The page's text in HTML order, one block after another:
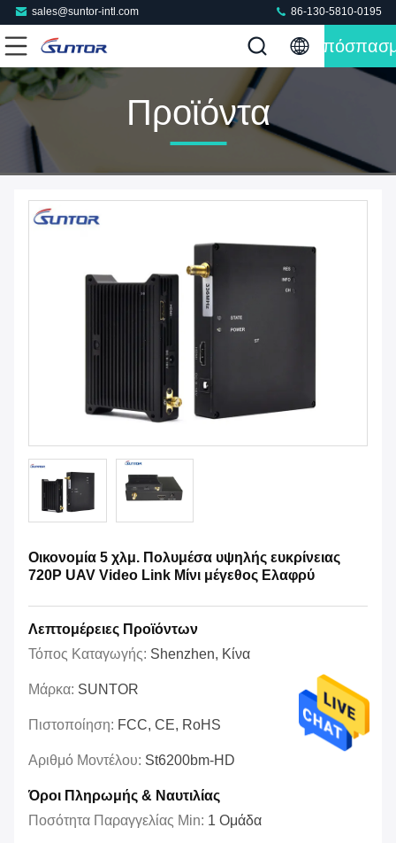
sales@suntor-intl.com 86-130-5810-0195
Προϊόντα
Οικονομία 5 χλμ. Πολυμέσα υψηλής ευκρίνειας
720P UAV Video Link Μίνι μέγεθος Ελαφρύ
Λεπτομέρειες Προϊόντων
Τόπος Καταγωγής: Shenzhen, Κίνα
Μάρκα: SUNTOR
Πιστοποίηση: FCC, CE, RoHS
Αριθμό Μοντέλου: St6200bm-HD
Όροι Πληρωμής & Ναυτιλίας
Ποσότητα Παραγγελίας Min: 1 Ομάδα